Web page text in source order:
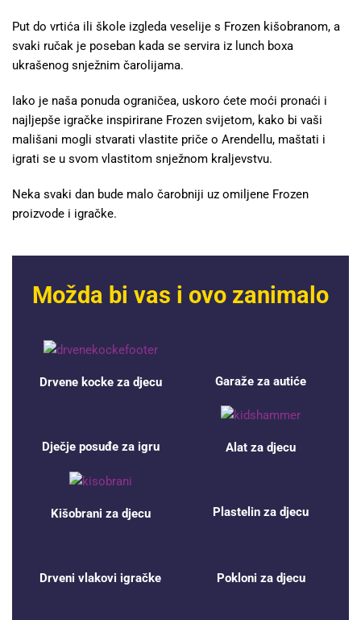
Put do vrtića ili škole izgleda veselije s Frozen kišobranom, a
svaki ručak je poseban kada se servira iz lunch boxa
ukrašenog snježnim čarolijama.
Iako je naša ponuda ograničea, uskoro ćete moći pronaći i
najljepše igračke inspirirane Frozen svijetom, kako bi vaši
mališani mogli stvarati vlastite priče o Arendellu, maštati i
igrati se u svom vlastitom snježnom kraljevstvu.
Neka svaki dan bude malo čarobniji uz omiljene Frozen
proizvode i igračke.
Možda bi vas i ovo zanimalo
Drvene kocke za djecu Garaže za autiće
Dječje posuđe za igru Alat za djecu
Kišobrani za djecu Plastelin za djecu
Drveni vlakovi igračke Pokloni za djecu